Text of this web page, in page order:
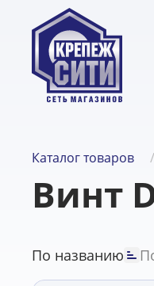
Каталог товаров
Винт
По названию